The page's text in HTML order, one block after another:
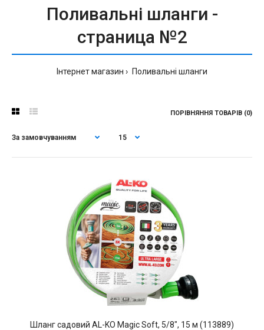
Поливальні шланги -
страница №2
Інтернет магазин Поливальні шланги
ПОРІВНЯННЯ ТОВАРІВ (0)
Шланг садовий AL-KO Magic Soft, 5/8", 15 м (113889)